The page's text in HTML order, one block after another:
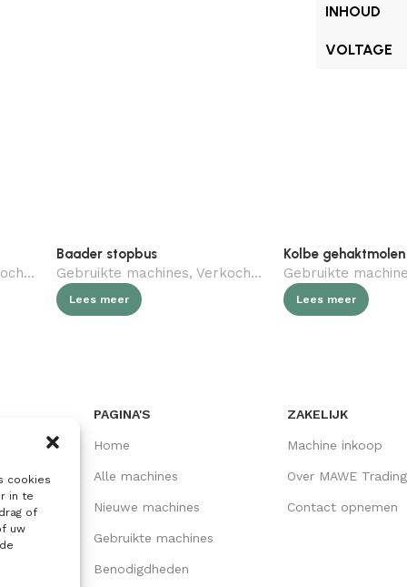
cookies
in te
of
uw
INHOUD
VOLTAGE
, Slagerij
Baader stopbus
Gebruikte machines, Verkocht (gebruikt) , Slagerij
Lees meer
Kolbe gehaktmolen
Gebruikte
Lees meer
PAGINA'S
Home
Alle machines
Nieuwe machines
Gebruikte machines
Benodigdheden
ZAKELIJK
Machine inkoop
Over MAWE Trading
Contact opnemen